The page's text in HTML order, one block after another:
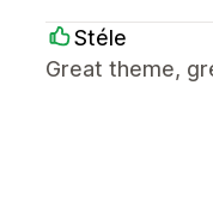
Stéle
Great theme,